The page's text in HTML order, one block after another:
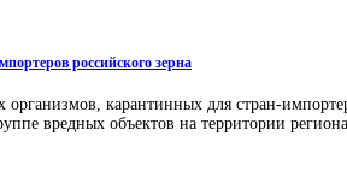
российского зерна
карантинных для стран-
вредных объектов на территории